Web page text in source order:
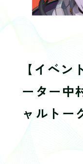
【イベ
ーター中
ャルトー